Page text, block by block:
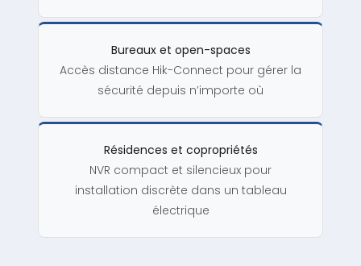
Bureaux et open-spaces
Accès distance Hik-Connect pour gérer la
sécurité depuis n’importe où
Résidences et copropriétés
NVR compact et silencieux pour
installation discrète dans un tableau
électrique